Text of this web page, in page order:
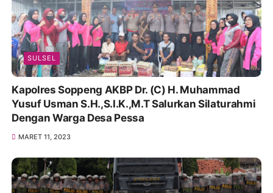
SULSEL
Kapolres Soppeng AKBP Dr. (C) H. Muhammad
Yusuf Usman S.H.,S.I.K.,M.T Salurkan Silaturahmi
Dengan Warga Desa Pessa
MARET 11, 2023